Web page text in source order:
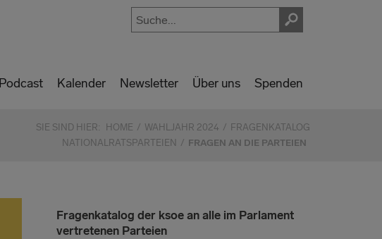
Podcast Kalender Newsletter Über uns Spenden
SIE SIND HIER: HOME WAHLJAHR 2024
FRAGENKATALOG
NATIONALRATSPARTEIEN
FRAGEN AN DIE PARTEIEN
Fragenkatalog der ksoe an alle im Parlament
vertretenen Parteien